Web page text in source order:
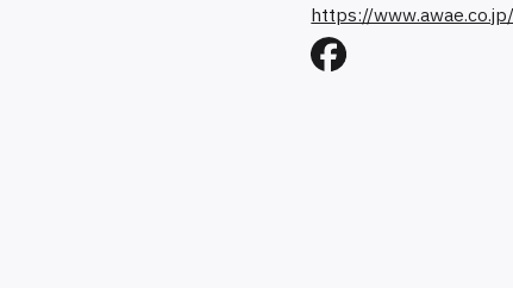
https://